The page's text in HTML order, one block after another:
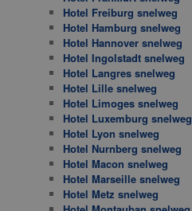
Hotel Freiburg snelweg
Hotel Hamburg snelweg
Hotel Hannover snelweg
Hotel Ingolstadt snelweg
Hotel Langres snelweg
Hotel Lille snelweg
Hotel Limoges snelweg
Hotel Luxemburg snelweg
Hotel Lyon snelweg
Hotel Nurnberg snelweg
Hotel Macon snelweg
Hotel Marseille snelweg
Hotel Metz snelweg